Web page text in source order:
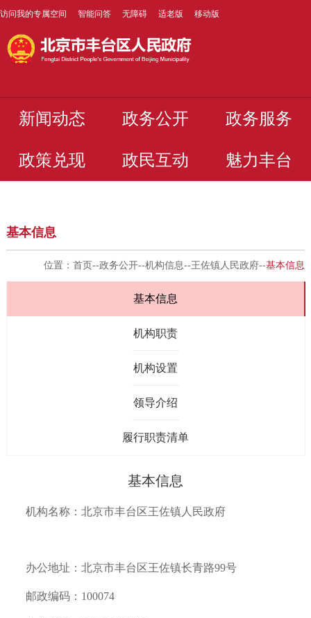
访问我的专属空间 智能问答 无障碍 适老版 移动版
新闻动态 政务公开 政务服务
政策兑现 政民互动 魅力丰台
基本信息
位置：首页--政务公开--机构信息--王佐镇人民政府--基本信息
基本信息
机构职责
机构设置
领导介绍
履行职责清单
基本信息
机构名称：北京市丰台区王佐镇人民政府
办公地址：北京市丰台区王佐镇长青路99号
邮政编码：100074